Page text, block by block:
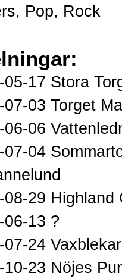
Pop, Rock
05-17 Stora
07-03 Torget
06-06
07-04
08-29
06-13 ?
07-24
10-23 Nöjes